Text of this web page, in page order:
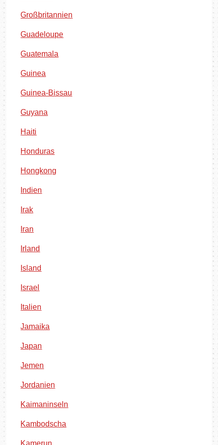
Großbritannien
Guadeloupe
Guatemala
Guinea
Guinea-Bissau
Guyana
Haiti
Honduras
Hongkong
Indien
Irak
Iran
Irland
Island
Israel
Italien
Jamaika
Japan
Jemen
Jordanien
Kaimaninseln
Kambodscha
Kamerun